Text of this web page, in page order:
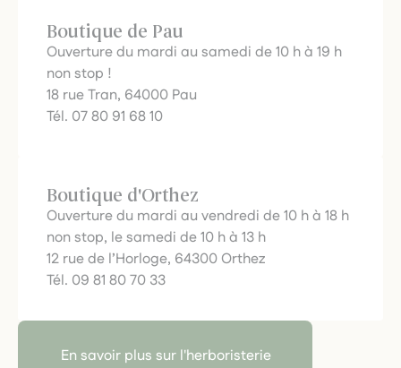
Boutique de Pau
Ouverture du mardi au samedi de 10 h à 19 h
non stop !
18 rue Tran, 64000 Pau
Tél. 07 80 91 68 10
Boutique d'Orthez
Ouverture du mardi au vendredi de 10 h à 18 h
non stop, le samedi de 10 h à 13 h
12 rue de l’Horloge, 64300 Orthez
Tél. 09 81 80 70 33
En savoir plus sur l'herboristerie